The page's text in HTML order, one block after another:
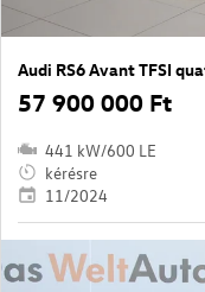
Audi RS6 Avant TFSI
57 900 000 Ft
441 kW/600 LE
kérésre
11/2024